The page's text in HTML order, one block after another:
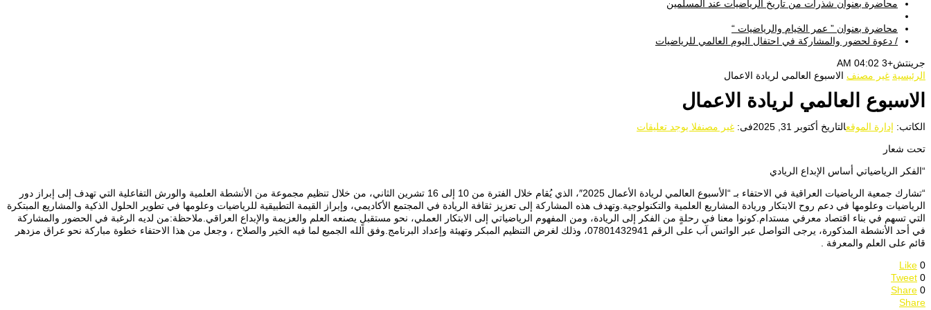
محاضرة بعنوان شذرات من تاريخ الرياضيات عند المسلمين
محاضرة بعنوان ” عمر الخيام والرياضيات “
/ دعوة لحضور والمشاركة في احتفال اليوم العالمي للرياضيات
جرينتش+3 04:02 AM
الرئيسية غير مصنف الاسبوع العالمي لريادة الاعمال
الاسبوع العالمي لريادة الاعمال
الكاتب: إدارة الموقعالتاريخ أكتوبر 31, 2025 فى: غير مصنفلا يوجد تعليقات
تحت شعار
“الفكر الرياضياتي أساس الإبداع الريادي
“تشارك جمعية الرياضيات العراقية في الاحتفاء بـ “الأسبوع العالمي لريادة الأعمال 2025″، الذي يُقام خلال الفترة من 10 إلى 16 تشرين الثاني، من خلال تنظيم مجموعة من الأنشطة العلمية والورش التفاعلية التي تهدف إلى إبراز دور
الرياضيات وعلومها في دعم روح الابتكار وريادة المشاريع العلمية والتكنولوجية.وتهدف هذه المشاركة إلى تعزيز ثقافة الريادة في المجتمع الأكاديمي، وإبراز القيمة التطبيقية للرياضيات وعلومها في تطوير الحلول الذكية والمشاريع المبتكرة
التي تسهم في بناء اقتصاد معرفي مستدام.كونوا معنا في رحلةٍ من الفكر إلى الريادة، ومن المفهوم الرياضياتي إلى الابتكار العملي، نحو مستقبلٍ يصنعه العلم والعزيمة والإبداع العراقي.ملاحظة:من لديه الرغبة في الحضور والمشاركة
في أحد الأنشطة المذكورة، يرجى التواصل عبر الواتس آب على الرقم 07801432941، وذلك لغرض التنظيم المبكر وتهيئة وإعداد البرنامج.وفق الله الجميع لما فيه الخير والصلاح ، وجعل من هذا الاحتفاء خطوة مباركة نحو عراق مزدهر
قائم على العلم والمعرفة .
Like 0
Tweet 0
Share 0
Share